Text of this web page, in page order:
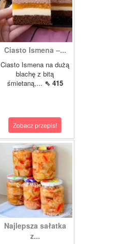
Ciasto Ismena –...
Ciasto Ismena na dużą
blachę z bitą
śmietaną,... ⇖ 415
Zobacz przepis!
Najlepsza sałatka
z...